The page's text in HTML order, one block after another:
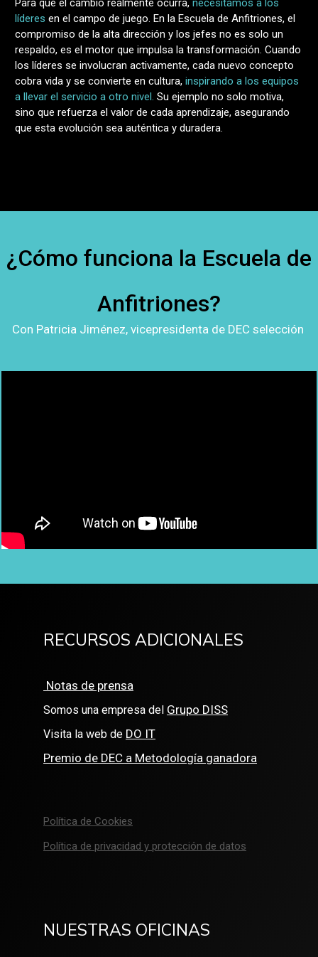
Para que el cambio realmente ocurra, necesitamos a los
líderes en el campo de juego. En la Escuela de Anfitriones, el
compromiso de la alta dirección y los jefes no es solo un
respaldo, es el motor que impulsa la transformación. Cuando
los líderes se involucran activamente, cada nuevo concepto
cobra vida y se convierte en cultura, inspirando a los equipos
a llevar el servicio a otro nivel. Su ejemplo no solo motiva,
sino que refuerza el valor de cada aprendizaje, asegurando
que esta evolución sea auténtica y duradera.
¿Cómo funciona la Escuela de
Anfitriones?
Con Patricia Jiménez, vicepresidenta de DEC selección
RECURSOS ADICIONALES
Notas de prensa
Somos una empresa del Grupo DISS
Visita la web de DO IT
Premio de DEC a Metodología ganadora
Política de Cookies
Política de privacidad y protección de datos
NUESTRAS OFICINAS